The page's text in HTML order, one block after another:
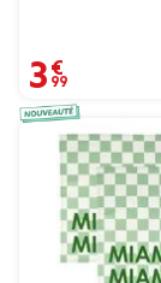
3,99 €